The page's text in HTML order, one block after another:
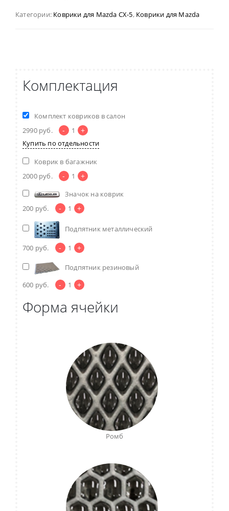
Категории: Коврики для Mazda CX-5, Коврики для Mazda
Комплектация
Комплект ковриков в салон
2990 руб. - 1 +
Купить по отдельности
Коврик в багажник
2000 руб. - 1 +
Значок на коврик
200 руб. - 1 +
Подпятник металлический
700 руб. - 1 +
Подпятник резиновый
600 руб. - 1 +
Форма ячейки
Ромб